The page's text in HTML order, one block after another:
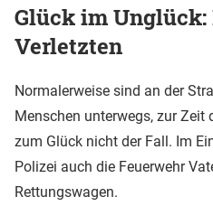
Glück im
Verletzten
Normalerweise sind an der
Menschen unterwegs, zur Zeit
zum Glück nicht der Fall. Im
Polizei auch die Feuerwehr
Rettungswagen.